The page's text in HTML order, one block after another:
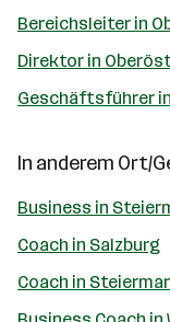
Bereichsleiter in
Direktor in
Geschäftsführer
In anderem Ort/
Business in
Coach in Salzburg
Coach in